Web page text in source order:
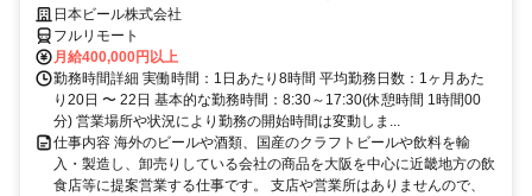
日本ビール株式会社
フルリモート
月給400,000円以上
勤務時間詳細 実働時間：1日あたり8時間 平均勤務日数：1ヶ月あた
り20日 〜 22日 基本的な勤務時間：8:30～17:30(休憩時間 1時間00
分) 営業場所や状況により勤務の開始時間は変動しま...
仕事内容 海外のビールや酒類、国産のクラフトビールや飲料を輸
入・製造し、卸売りしている会社の商品を大阪を中心に近畿地方の飲
食店等に提案営業する仕事です。 支店や営業所はありませんので、